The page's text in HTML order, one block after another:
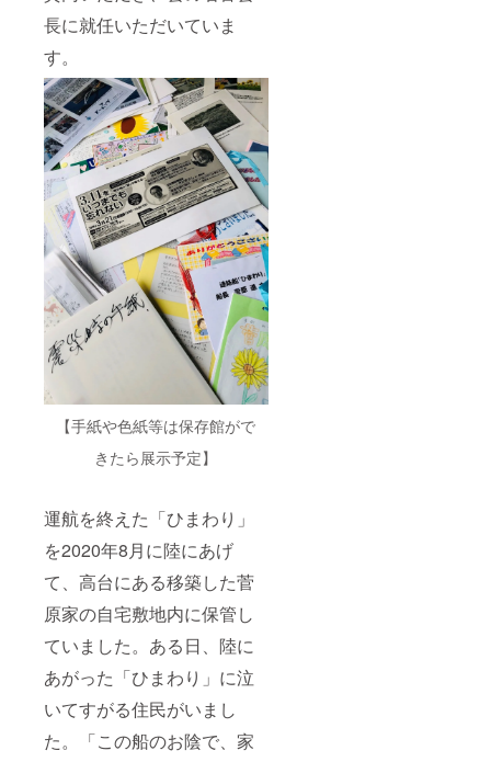
長に就任いただいていま
す。
【手紙や色紙等は保存館がで
きたら展示予定】
運航を終えた「ひまわり」
を2020年8月に陸にあげ
て、高台にある移築した菅
原家の自宅敷地内に保管し
ていました。ある日、陸に
あがった「ひまわり」に泣
いてすがる住民がいまし
た。「この船のお陰で、家